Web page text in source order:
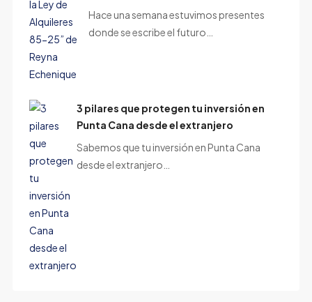
Hace una semana estuvimos presentes
donde se escribe el futuro…
3 pilares que protegen tu inversión en
Punta Cana desde el extranjero
Sabemos que tu inversión en Punta Cana
desde el extranjero…